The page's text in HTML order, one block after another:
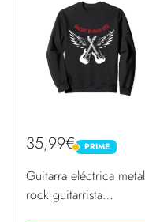
35,99€ PRIME
PRIME
Guitarra eléctrica metal
rock guitarrista